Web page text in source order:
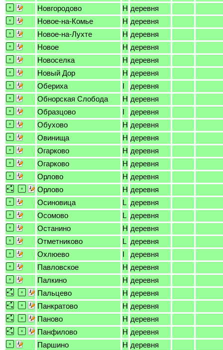
Новгородово
H деревня
Новое-на-Комье
H деревня
Новое-на-Лухте
H деревня
Новое
H деревня
Новоселка
H деревня
Новый Дор
H деревня
Обериха
I
деревня
Обнорская Слобода
H деревня
Образцово
I
деревня
Обухово
H деревня
Овинища
H деревня
Огарково
H деревня
Огарково
H деревня
Орлово
H деревня
Орлово
H деревня
Осиновица
L деревня
Осомово
L деревня
Останино
H деревня
Отметниково
L деревня
Охлюево
I
деревня
Павловское
H деревня
Палкино
H деревня
Пальцево
H деревня
Панкратово
H деревня
Паново
H деревня
Панфилово
H деревня
Паршино
H деревня